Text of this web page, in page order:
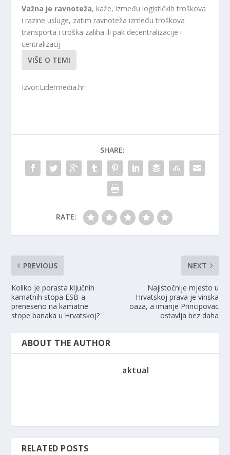
Važna je ravnoteža, kaže, između logističkih troškova
i razine usluge, zatim ravnoteža između troškova
transporta i troška zaliha ili pak decentralizacije i
centralizacij
VIŠE O TEMI
Izvor:Lidermedia.hr
SHARE:
RATE:
PREVIOUS
Koliko je porasta ključnih
kamatnih stopa ESB-a
preneseno na kamatne
stope banaka u Hrvatskoj?
NEXT
Najistočnije mjesto u
Hrvatskoj prava je vinska
oaza, a imanje Principovac
ostavlja bez daha
ABOUT THE AUTHOR
aktual
RELATED POSTS